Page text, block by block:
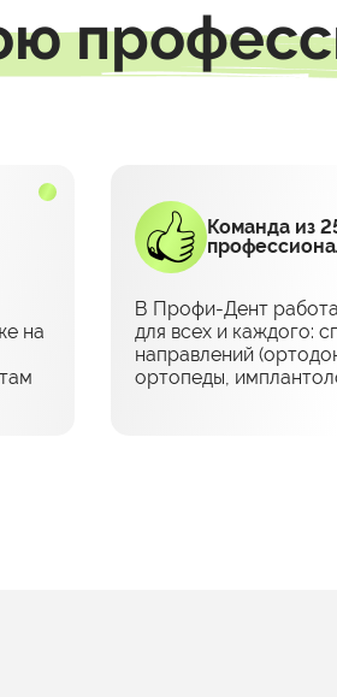
на
Команда из
В Профи-Дент
для всех и каждого:
направлений
ортопеды,